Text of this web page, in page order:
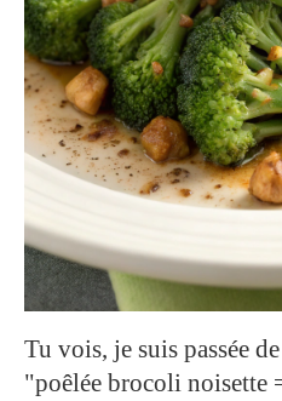
Tu vois, je suis passée
"poêlée brocoli noisette